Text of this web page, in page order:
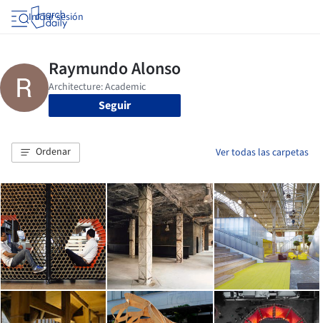
Iniciar sesión
Seguir
Ordenar Ver todas las carpetas